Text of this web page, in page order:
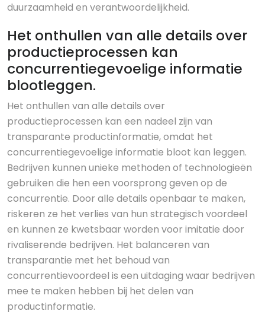
duurzaamheid en verantwoordelijkheid.
Het onthullen van alle details over
productieprocessen kan
concurrentiegevoelige informatie
blootleggen.
Het onthullen van alle details over
productieprocessen kan een nadeel zijn van
transparante productinformatie, omdat het
concurrentiegevoelige informatie bloot kan leggen.
Bedrijven kunnen unieke methoden of technologieën
gebruiken die hen een voorsprong geven op de
concurrentie. Door alle details openbaar te maken,
riskeren ze het verlies van hun strategisch voordeel
en kunnen ze kwetsbaar worden voor imitatie door
rivaliserende bedrijven. Het balanceren van
transparantie met het behoud van
concurrentievoordeel is een uitdaging waar bedrijven
mee te maken hebben bij het delen van
productinformatie.